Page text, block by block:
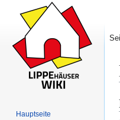
Hauptseite